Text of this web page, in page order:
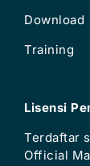
Download
Training
Lisensi
Terdaftar
Official